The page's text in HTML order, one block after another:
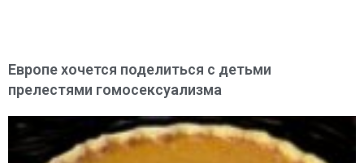
Европе хочется поделиться с детьми
прелестями гомосексуализма